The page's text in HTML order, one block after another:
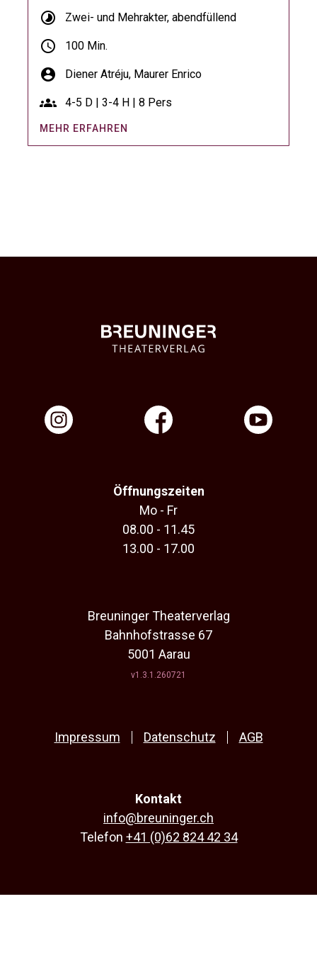
timelapse Zwei- und Mehrakter, abendfüllend
schedule 100 Min.
account_circle Diener Atréju,Maurer Enrico
groups 4-5 D | 3-4 H | 8 Pers
MEHR ERFAHREN
Öffnungszeiten
Mo - Fr
08.00 - 11.45
13.00 - 17.00
Breuninger Theaterverlag
Bahnhofstrasse 67
5001 Aarau
v1.3.1.260721
Impressum Datenschutz AGB
Kontakt
info@breuninger.ch
Telefon +41 (0)62 824 42 34